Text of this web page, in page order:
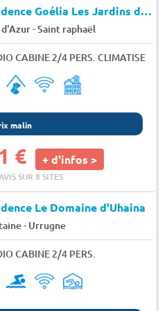
Résidence Goélia Les Jardins d'Azur
-Saint raphaël
CABINE 2/4 PERS. CLIMATISE
malin
€ + d'infos >
SUR 8 SITES
Le Domaine d'Uhaina
- Urrugne
CABINE 2/4 PERS.